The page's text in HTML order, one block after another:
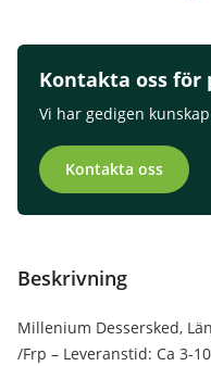
Kontakta oss för
Vi har gedigen
Kontakta oss
Beskrivning
Millenium Dessersked,
/Frp – Leveranstid: Ca 3-